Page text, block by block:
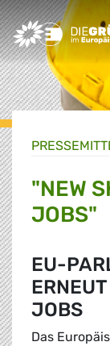
Greens/EFA
"NEW
JOBS"
EU-
JOBS
Das